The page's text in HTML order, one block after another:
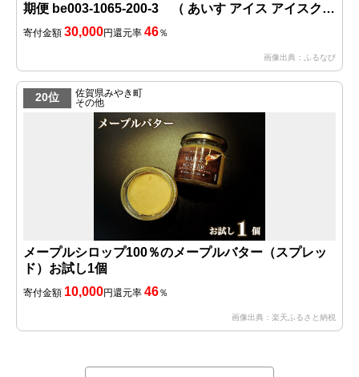
期便 be003-1065-200-3 （ あいす アイス アイスクリ
ーム ミルク 北海道 別海町 人気 ふるさと納税 ）
寄付金額 30,000円還元率 46％
画像出典：ふるなび
20位
佐賀県みやき町
その他
メープルシロップ100％のメープルバター（スプレッ
ド）お試し1個
寄付金額 10,000円還元率 46％
画像出典：楽天ふるさと納税